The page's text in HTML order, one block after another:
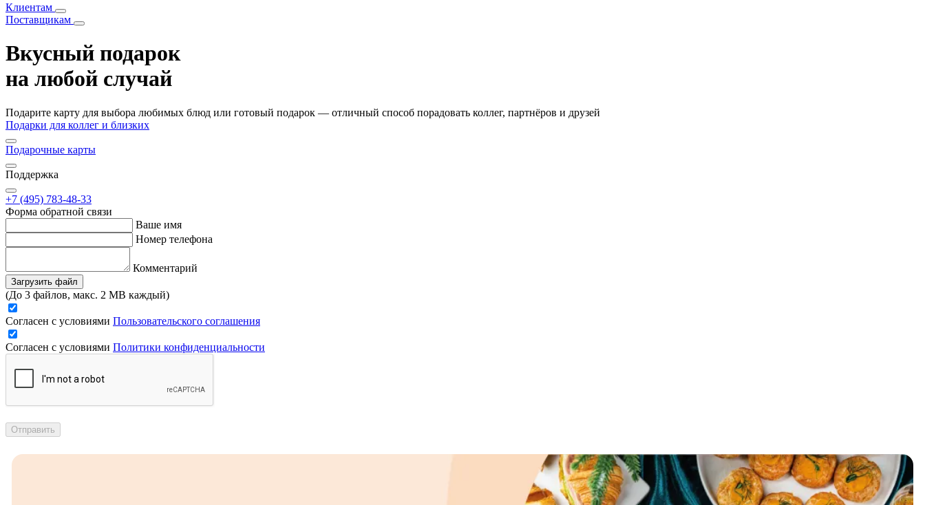
Клиентам
Поставщикам
Вкусный подарок
на любой случай
Подарите карту для выбора любимых блюд или готовый подарок — отличный способ порадовать коллег, партнёров и друзей
Подарки для коллег и близких
Подарочные карты
Поддержка
+7 (495) 783-48-33
Форма обратной связи
Ваше имя
Номер телефона
Комментарий
Загрузить файл
(До 3 файлов, макс. 2 MB каждый)
Согласен с условиями Пользовательского соглашения
Согласен с условиями Политики конфиденциальности
Отправить